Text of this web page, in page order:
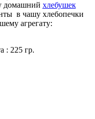
домашний хлебушек
в чашу хлебопечки
агрегату:
: 225 гр.